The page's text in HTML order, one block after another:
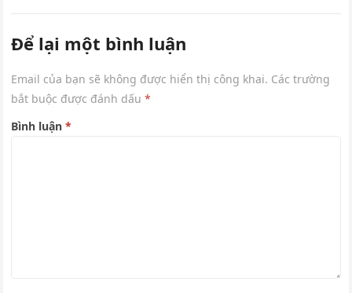
Để lại một bình luận
Email của bạn sẽ không được hiển thị công khai. Các trường
bắt buộc được đánh dấu*
Bình luận*